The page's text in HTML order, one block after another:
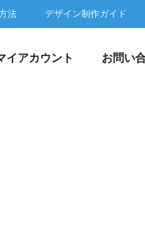
法 デザイン制作ガイド
イアカウント お問い